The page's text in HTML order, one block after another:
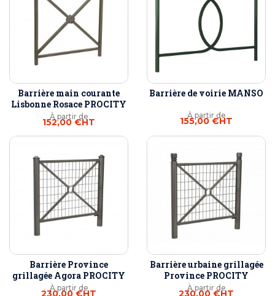
Barrière main courante
Lisbonne Rosace PROCITY
À partir de
152,00 €HT
Barrière de voirie MANSO
À partir de
155,00 €HT
Barrière Province
grillagée Agora PROCITY
À partir de
230,00 €HT
Barrière urbaine grillagée
Province PROCITY
À partir de
230,00 €HT